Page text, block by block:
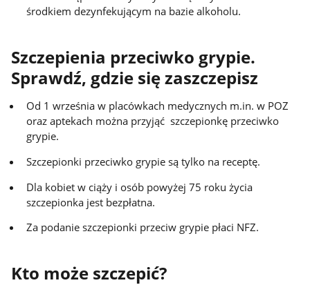
środkiem dezynfekującym na bazie alkoholu.
Szczepienia przeciwko grypie.
Sprawdź, gdzie się zaszczepisz
Od 1 września w placówkach medycznych m.in. w POZ
oraz aptekach można przyjąć szczepionkę przeciwko
grypie.
Szczepionki przeciwko grypie są tylko na receptę.
Dla kobiet w ciąży i osób powyżej 75 roku życia
szczepionka jest bezpłatna.
Za podanie szczepionki przeciw grypie płaci NFZ.
Kto może szczepić?